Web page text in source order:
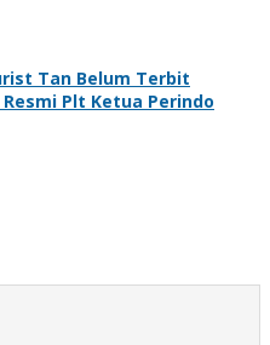
Tan Belum Terbit
Plt Ketua Perindo